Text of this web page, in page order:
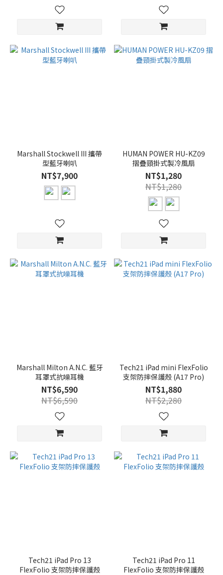
Marshall Stockwell III 攜帶
型藍牙喇叭
NT$7,900
HUMAN POWER HU-KZ09
摺疊頸掛式製冷風扇
NT$1,280
NT$1,280
Marshall Milton A.N.C. 藍牙
耳罩式抗噪耳機
NT$6,590
NT$6,590
Tech21 iPad mini FlexFolio
支架防摔保護殼 (A17 Pro)
NT$1,880
NT$2,280
Tech21 iPad Pro 13
FlexFolio 支架防摔保護殼
Tech21 iPad Pro 11
FlexFolio 支架防摔保護殼